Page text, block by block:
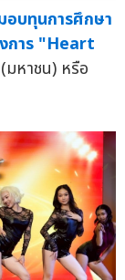
อบทุนการศึกษา
การ "Heart
หาชน) หรือ